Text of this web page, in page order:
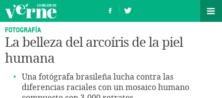
FOTOGRAFÍA
La belleza del arcoíris de la piel
humana
Una fotógrafa brasileña lucha contra las
diferencias raciales con un mosaico humano